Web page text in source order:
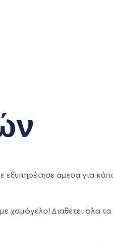
εξυπηρέτησε άμεσα για
χαμόγελο! Διαθέτει όλα